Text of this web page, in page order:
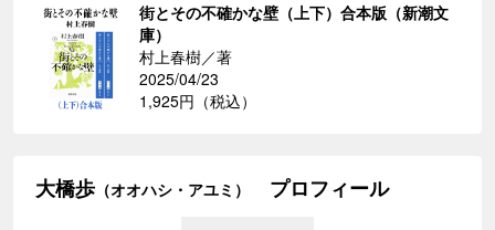
街とその不確かな壁（上下）合本版（新潮文
庫）
村上春樹／著
2025/04/23
1,925円（税込）
大橋歩 （オオハシ・アユミ） プロフィール